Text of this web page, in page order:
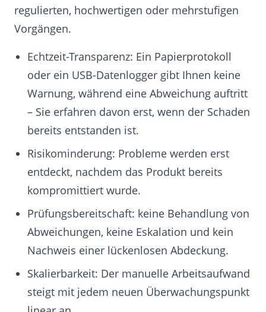
regulierten, hochwertigen oder mehrstufigen
Vorgängen.
Echtzeit-Transparenz: Ein Papierprotokoll
oder ein USB-Datenlogger gibt Ihnen keine
Warnung, während eine Abweichung auftritt
– Sie erfahren davon erst, wenn der Schaden
bereits entstanden ist.
Risikominderung: Probleme werden erst
entdeckt, nachdem das Produkt bereits
kompromittiert wurde.
Prüfungsbereitschaft: keine Behandlung von
Abweichungen, keine Eskalation und kein
Nachweis einer lückenlosen Abdeckung.
Skalierbarkeit: Der manuelle Arbeitsaufwand
steigt mit jedem neuen Überwachungspunkt